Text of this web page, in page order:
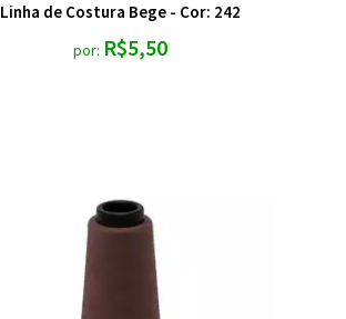
Linha de Costura Bege - Cor: 242
por: R$5,50